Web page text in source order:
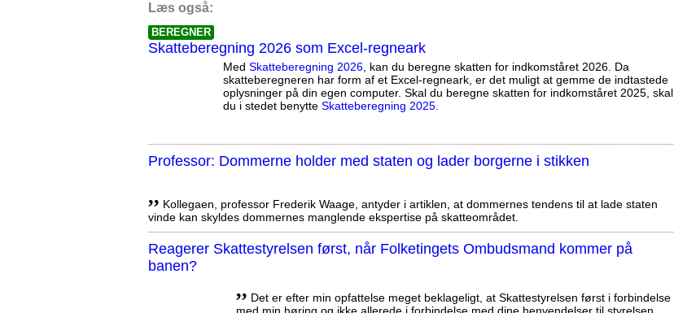
Læs også:
BEREGNER
Skatteberegning 2026 som Excel-regneark
Med Skatteberegning 2026, kan du beregne skatten for indkomståret 2026. Da
skatteberegneren har form af et Excel-regneark, er det muligt at gemme de indtastede
oplysninger på din egen computer. Skal du beregne skatten for indkomståret 2025, skal
du i stedet benytte Skatteberegning 2025.
Professor: Dommerne holder med staten og lader borgerne i stikken
,, Kollegaen, professor Frederik Waage, antyder i artiklen, at dommernes tendens til at lade staten
vinde kan skyldes dommernes manglende ekspertise på skatteområdet.
Reagerer Skattestyrelsen først, når Folketingets Ombudsmand kommer på
banen?
,, Det er efter min opfattelse meget beklageligt, at Skattestyrelsen først i forbindelse